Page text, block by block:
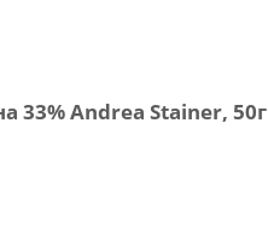
33% Andrea Stainer, 50г